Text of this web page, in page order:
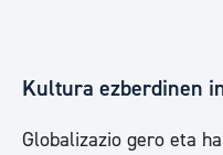
Kultura ezberdinen
Globalizazio gero eta